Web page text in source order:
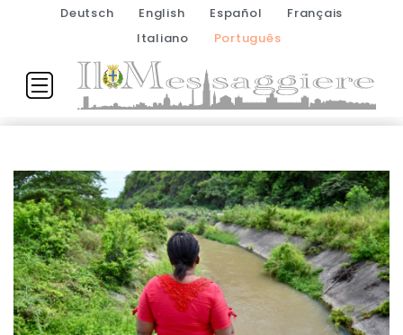
Deutsch English Español
Français
Italiano
Português